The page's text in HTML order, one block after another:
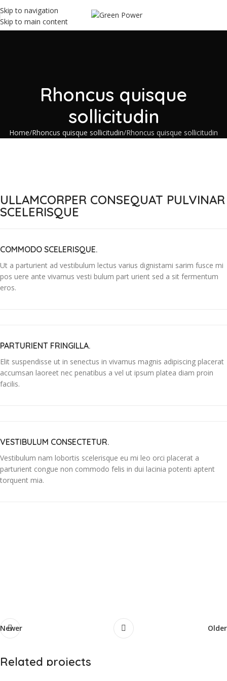
Skip to navigation
Skip to main content
Rhoncus quisque
sollicitudin
Home Rhoncus quisque sollicitudin Rhoncus quisque sollicitudin
ULLAMCORPER CONSEQUAT PULVINAR
SCELERISQUE
COMMODO SCELERISQUE.
Ut a parturient ad vestibulum lectus varius dignistami sarim fusce mi
pos uere ante vivamus vesti bulum part urient sed a sit fermentum
eros.
PARTURIENT FRINGILLA.
Elit suspendisse ut in senectus in vivamus magnis adipiscing placerat
accumsan laoreet nec penatibus a vel ut ipsum platea diam proin
facilis.
VESTIBULUM CONSECTETUR.
Vestibulum nam lobortis scelerisque eu mi leo orci placerat a
parturient congue non commodo felis in dui lacinia potenti aptent
torquent mia.
Newer Older
Related projects